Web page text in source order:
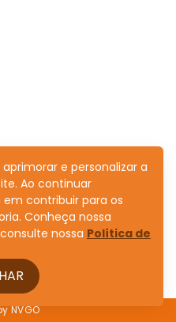
NVGO
e personalizar a
Ao continuar
contribuir para os
Conheça nossa
nossa Política de